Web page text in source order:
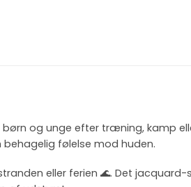
og unge efter træning, kamp
behagelig følelse mod huden.
eller ferien 🌊. Det jacquard-